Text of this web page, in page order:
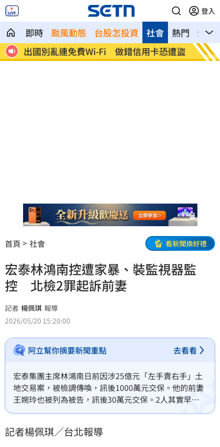
登入
即時 颱風動態 台股怎投資 熱門 影音
社會
盜 8月佈局強勢股 這13家單周市值暴增千
億
許富
首頁 社會 看新聞換好禮
宏泰林鴻南控遭家暴、裝監視器監
控 北檢2罪起訴前妻
記者 楊佩琪 報導
2026/05/20 15:20:00
阿立幫你摘要新聞重點 去看看
宏泰集團主席林鴻南日前因涉25億元「左手賣右手」土
地交易案，被檢調傳喚，訊後1000萬元交保。他的前妻
王婉玲也被列為被告，訊後30萬元交保。2人其實早感
情不睦，2025年間，林鴻南控訴遭王女家暴，申請保護
署偵查終結，依家庭暴力防治法違反家暴令2罪，將王女
記者楊佩琪／台北報導